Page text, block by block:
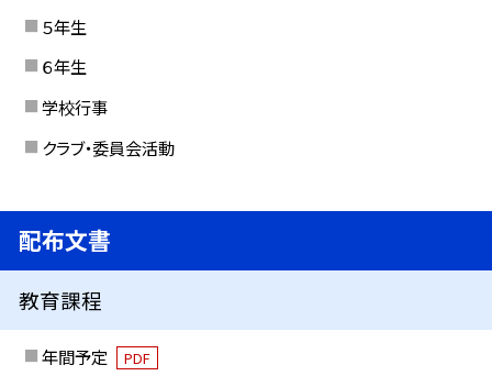
５年生
６年生
学校行事
クラブ・委員会活動
配布文書
教育課程
年間予定 PDF